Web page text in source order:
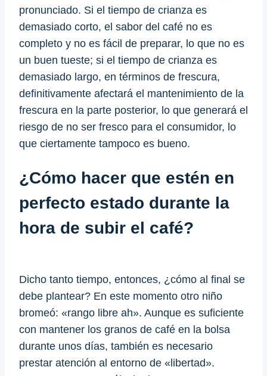
pronunciado. Si el tiempo de crianza es
demasiado corto, el sabor del café no es
completo y no es fácil de preparar, lo que no es
un buen tueste; si el tiempo de crianza es
demasiado largo, en términos de frescura,
definitivamente afectará el mantenimiento de la
frescura en la parte posterior, lo que generará el
riesgo de no ser fresco para el consumidor, lo
que ciertamente tampoco es bueno.
¿Cómo hacer que estén en
perfecto estado durante la
hora de subir el café?
Dicho tanto tiempo, entonces, ¿cómo al final se
debe plantear? En este momento otro niño
bromeó: «rango libre ah». Aunque es suficiente
con mantener los granos de café en la bolsa
durante unos días, también es necesario
prestar atención al entorno de «libertad».